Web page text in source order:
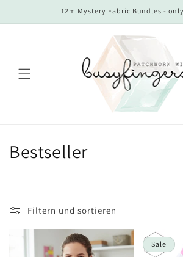
Inhalt
12m Mystery Fabric Bundles -
K
e
Bestseller
Filtern und sortieren
Sale